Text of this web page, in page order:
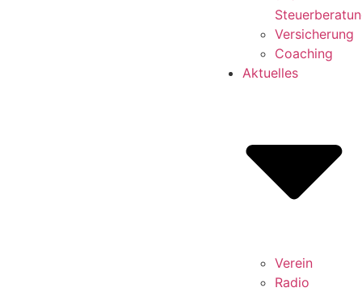
Versicherung
Coaching
Aktuelles
Verein
Radio